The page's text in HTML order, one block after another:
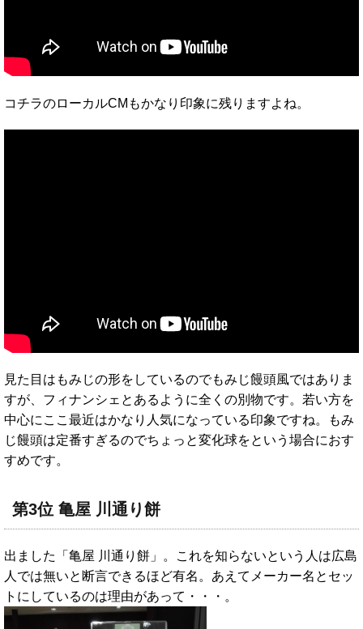
コチラのローカルCMもかなり印象に残りますよね。
見た目はもみじの形をしているのでもみじ饅頭風ではありま
すが、フィナンシェとあるように全くの別物です。若い方を
中心にここ最近はかなり人気になっている印象ですね。もみ
じ饅頭は定番すぎるのでちょっと変化球をという場合におす
すめです。
第3位 亀屋 川通り餅
出ました「亀屋 川通り餅」。これを知らないという人は広島
人では無いと断言できるほど有名。あえてメーカー名とセッ
トにしているのは理由があって・・・。